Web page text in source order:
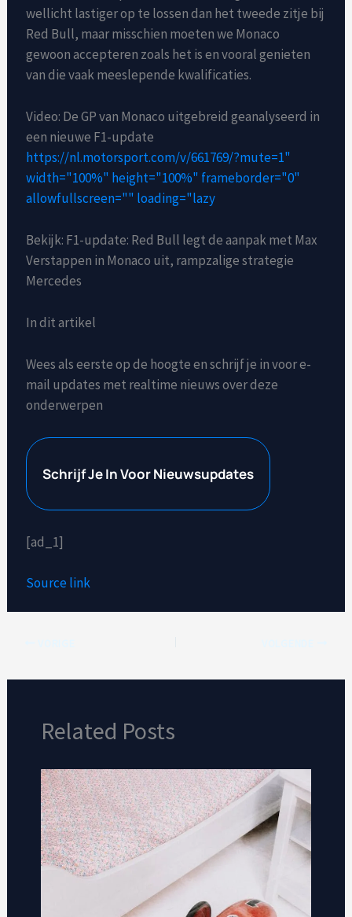
wellicht lastiger op te lossen dan het tweede zitje bij
Red Bull, maar misschien moeten we Monaco
gewoon accepteren zoals het is en vooral genieten
van die vaak meeslepende kwalificaties.
Video: De GP van Monaco uitgebreid geanalyseerd in
een nieuwe F1-update
https://nl.motorsport.com/v/661769/?mute=1"
width="100%" height="100%" frameborder="0"
allowfullscreen="" loading="lazy
Bekijk: F1-update: Red Bull legt de aanpak met Max
Verstappen in Monaco uit, rampzalige strategie
Mercedes
In dit artikel
Wees als eerste op de hoogte en schrijf je in voor e-
mail updates met realtime nieuws over deze
onderwerpen
Schrijf Je In Voor Nieuwsupdates
[ad_1]
Source link
Related Posts